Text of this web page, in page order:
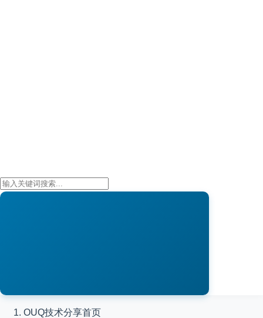
OUQ技术分享首页